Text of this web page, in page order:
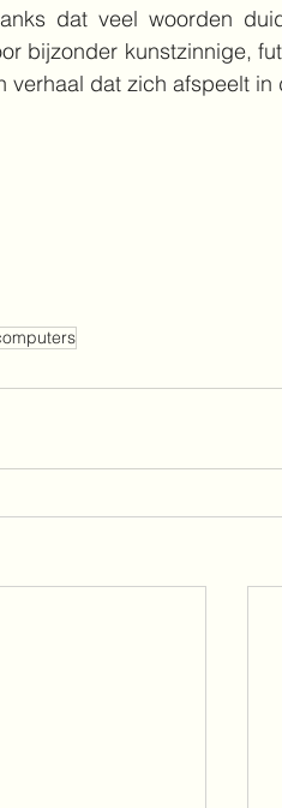
dat veel woorden
bijzonder kunstzinnige,
verhaal dat zich afspeelt in